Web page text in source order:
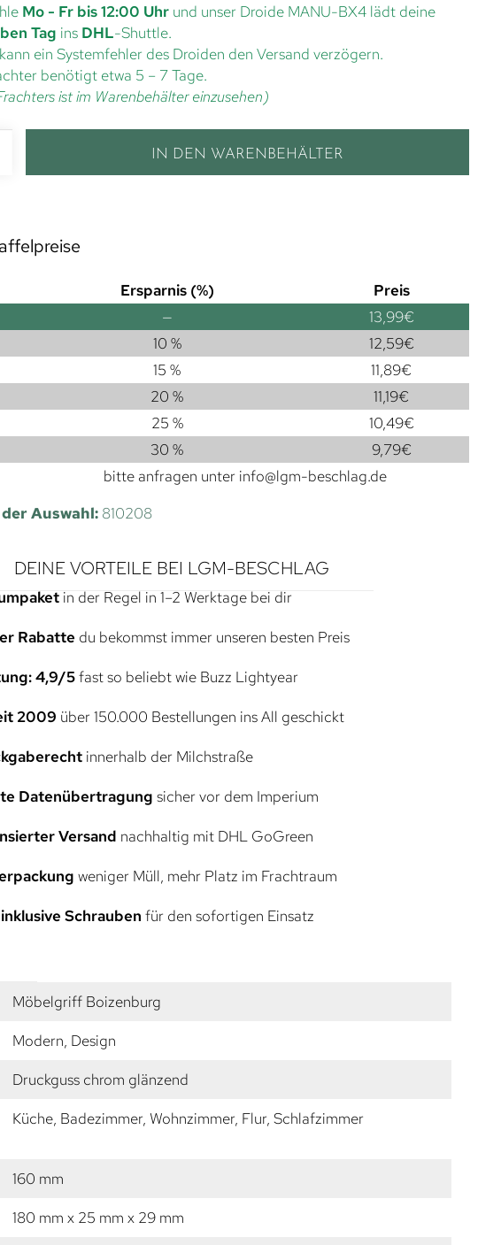
Mo - Fr bis 12:00 Uhr und unser Droide MANU-BX4 lädt deine
Tag ins DHL-Shuttle.
ein Systemfehler des Droiden den Versand verzögern.
benötigt etwa 5 – 7 Tage.
ist im Warenbehälter einzusehen)
IN DEN WARENBEHÄLTER
Ersparnis (%)
Preis
— 13,99€
10 % 12,59€
15 % 11,89€
20 % 11,19€
25 % 10,49€
30 % 9,79€
bitte anfragen unter info@lgm-beschlag.de
Auswahl: 810208
DEINE VORTEILE BEI LGM-BESCHLAG
in der Regel in 1–2 Werktage bei dir
Rabatte du bekommst immer unseren besten Preis
4,9/5fast so beliebt wie Buzz Lightyear
2009 über 150.000 Bestellungen ins All geschickt
innerhalb der Milchstraße
Datenübertragung sicher vor dem Imperium
Versand nachhaltig mit DHL GoGreen
weniger Müll, mehr Platz im Frachtraum
Schrauben für den sofortigen Einsatz
Möbelgriff Boizenburg
Modern, Design
Druckguss chrom glänzend
Küche, Badezimmer, Wohnzimmer, Flur, Schlafzimmer
160 mm
180 mm x 25 mm x 29 mm